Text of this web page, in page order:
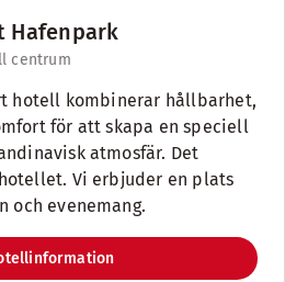
Hafenpark
centrum
hotell kombinerar hållbarhet,
för att skapa en speciell
atmosfär. Det
Vi erbjuder en plats
och evenemang.